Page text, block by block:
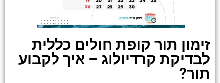
זימון תור קופת חולים כללית
לבדיקת קרדיולוג – איך לקבוע
תור?